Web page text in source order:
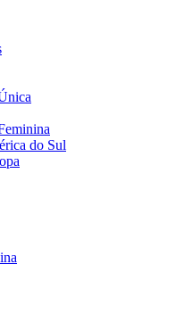
do Sul